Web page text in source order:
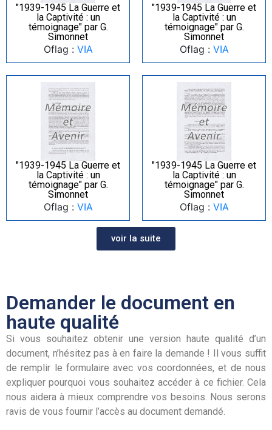
"1939-1945 La Guerre et
la Captivité : un
témoignage" par G.
Simonnet
Oflag : VIA
"1939-1945 La Guerre et
la Captivité : un
témoignage" par G.
Simonnet
Oflag : VIA
"1939-1945 La Guerre et
la Captivité : un
témoignage" par G.
Simonnet
Oflag : VIA
"1939-1945 La Guerre et
la Captivité : un
témoignage" par G.
Simonnet
Oflag : VIA
voir la suite
Demander le document en
haute qualité
Si vous souhaitez obtenir une version haute qualité d’un
document, n’hésitez pas à en faire la demande ! Il vous suffit
de remplir le formulaire avec vos coordonnées, et de nous
expliquer pourquoi vous souhaitez accéder à ce fichier. Cela
nous aidera à mieux comprendre vos besoins. Nous serons
ravis de vous fournir l’accès au document demandé.